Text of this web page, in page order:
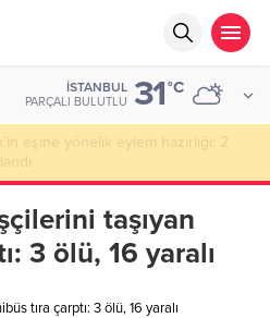
İSTANBUL
PARÇALI BULUTLU 31°C
milyonluk vurgun iddiası: Haluk
gözaltı
taşıyan
3 ölü, 16 yaralı
tıra çarptı: 3 ölü, 16 yaralı